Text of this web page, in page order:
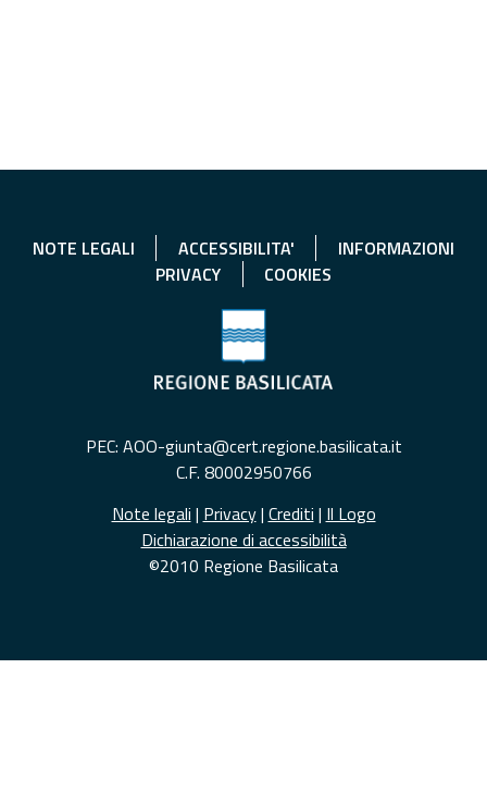
NOTE LEGALI ACCESSIBILITA'
INFORMAZIONI
PRIVACY
COOKIES
PEC: AOO-giunta@cert.regione.basilicata.it
C.F. 80002950766
Note legali | Privacy| Crediti | Il Logo
Dichiarazione di accessibilità
©2010 Regione Basilicata